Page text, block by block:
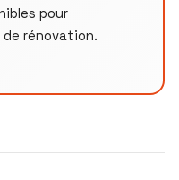
pour
rénovation.